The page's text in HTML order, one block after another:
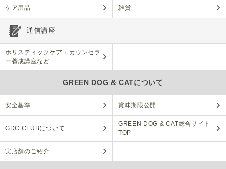
ケア用品 雑貨
通信講座
ホリスティックケア・カウンセラ
ー養成講座など
GREEN DOG & CATについて
安全基準 賞味期限公開
GDC CLUBについて
GREEN DOG & CAT総合サイト
TOP
実店舗のご紹介